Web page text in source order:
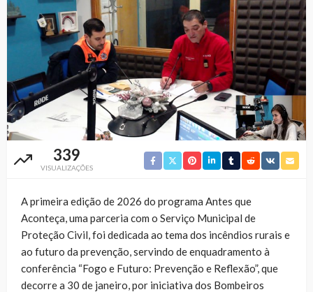
339
VISUALIZAÇÕES
A primeira edição de 2026 do programa Antes que
Aconteça, uma parceria com o Serviço Municipal de
Proteção Civil, foi dedicada ao tema dos incêndios rurais e
ao futuro da prevenção, servindo de enquadramento à
conferência “Fogo e Futuro: Prevenção e Reflexão”, que
decorre a 30 de janeiro, por iniciativa dos Bombeiros